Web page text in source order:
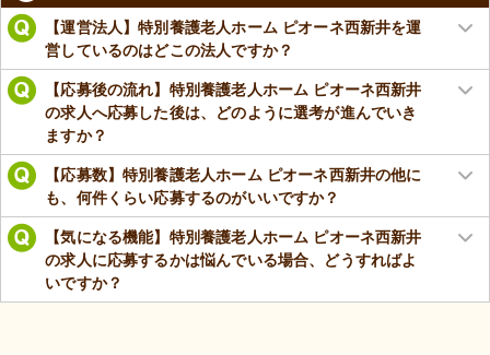
【運営法人】特別養護老人ホーム ピオーネ西新井を運
営しているのはどこの法人ですか？
【応募後の流れ】特別養護老人ホーム ピオーネ西新井
の求人へ応募した後は、どのように選考が進んでいき
ますか？
【応募数】特別養護老人ホーム ピオーネ西新井の他に
も、何件くらい応募するのがいいですか？
【気になる機能】特別養護老人ホーム ピオーネ西新井
の求人に応募するかは悩んでいる場合、どうすればよ
いですか？